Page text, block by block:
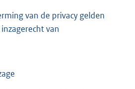
van de privacy gelden
van